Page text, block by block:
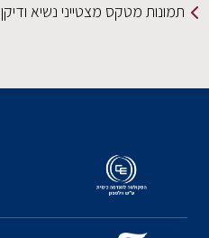
תמונות מטקס מצטייני נשיא ודיקן